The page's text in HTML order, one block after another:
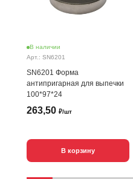
В наличии
Арт.: SN6201
SN6201 Форма
антипригарная для выпечки
100*97*24
263,50 ₽/шт
В корзину